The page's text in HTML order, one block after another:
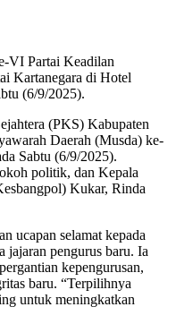
VI Partai Keadilan
Kartanegara di Hotel
(6/9/2025).
(PKS) Kabupaten
Daerah (Musda) ke-
Sabtu (6/9/2025).
politik, dan Kepala
Kukar, Rinda
ucapan selamat kepada
pengurus baru. Ia
kepengurusan,
baru. “Terpilihnya
untuk meningkatkan